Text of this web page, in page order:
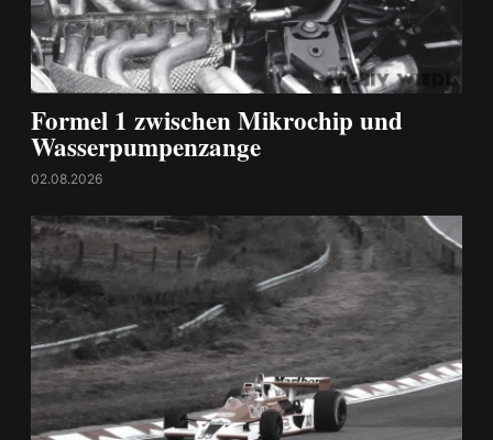
Formel 1 zwischen Mikrochip und
Wasserpumpenzange
02.08.2026